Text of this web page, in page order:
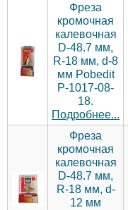
Фреза
кромочная
калевочная
D-48.7 мм,
R-18 мм, d-8
мм Pobedit
P-1017-08-
18.
Подробнее...
Фреза
кромочная
калевочная
D-48.7 мм,
R-18 мм, d-
12 мм